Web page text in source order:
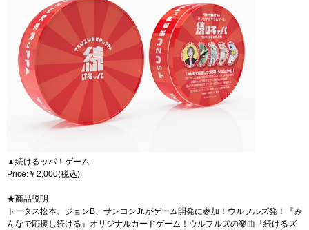
▲続けるッパ！ゲーム
Price:￥2,000(税込)
★商品説明
トータス松本、ジョンB、サンコンJr.がゲーム開発に参加！ウルフルズ発！『み
んなで応援し続ける』オリジナルカードゲーム！ウルフルズの楽曲「続けるズ